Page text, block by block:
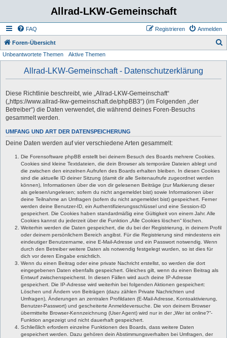
Allrad-LKW-Gemeinschaft
FAQ Anmelden
Registrieren
Foren-Übersicht
Unbeantwortete Themen Aktive Themen
Allrad-LKW-Gemeinschaft - Datenschutzerklärung
Diese Richtlinie beschreibt, wie „Allrad-LKW-Gemeinschaft“
(„https://www.allrad-lkw-gemeinschaft.de/phpBB3“) (im Folgenden „der
Betreiber“) die Daten verwendet, die während deines Foren-Besuchs
gesammelt werden.
UMFANG UND ART DER DATENSPEICHERUNG
Deine Daten werden auf vier verschiedene Arten gesammelt:
Die Forensoftware phpBB erstellt bei deinem Besuch des Boards mehrere Cookies.
Cookies sind kleine Textdateien, die dein Browser als temporäre Dateien ablegt und
die zwischen den einzelnen Aufrufen des Boards erhalten bleiben. In diesen Cookies
sind die aktuelle ID deiner Sitzung (damit dir alle Seitenaufrufe zugeordnet werden
können), Informationen über die von dir gelesenen Beiträge (zur Markierung dieser
als gelesen/ungelesen; sofern du nicht angemeldet bist) sowie Informationen über
deine Teilnahme an Umfragen (sofern du nicht angemeldet bist) gespeichert. Ferner
werden deine Benutzer-ID, ein Authentifizierungsschlüssel und eine Session-ID
gespeichert. Die Cookies haben standardmäßig eine Gültigkeit von einem Jahr. Alle
Cookies kannst du jederzeit über die Funktion „Alle Cookies löschen“ löschen.
Weiterhin werden die Daten gespeichert, die du bei der Registrierung, in deinem Profil
oder deinem persönlichem Bereich angibst. Für die Registrierung sind mindestens ein
eindeutiger Benutzername, eine E-Mail-Adresse und ein Passwort notwendig. Wenn
durch den Betreiber weitere Daten als notwendig festgelegt wurden, so ist dies für
dich vor deren Eingabe ersichtlich.
Wenn du einen Beitrag oder eine private Nachricht erstellst, so werden die dort
eingegebenen Daten ebenfalls gespeichert. Gleiches gilt, wenn du einen Beitrag als
Entwurf zwischenspeicherst. In diesen Fällen wird auch deine IP-Adresse
gespeichert. Die IP-Adresse wird weiterhin bei folgenden Aktionen gespeichert:
Löschen und Ändern von Beiträgen (dazu zählen Private Nachrichten und
Umfragen), Änderungen an zentralen Profildaten (E-Mail-Adresse, Kontoaktivierung,
Benutzer-Passwort) und gescheiterte Anmeldeversuche. Die von deinem Browser
übermittelte Browser-Kennzeichnung (User Agent) wird nur in der „Wer ist online?“-
Funktion angezeigt und nicht dauerhaft gespeichert.
Schließlich erfordern einzelne Funktionen des Boards, dass weitere Daten
gespeichert werden. Dazu gehören dein Abstimmungsverhalten bei Umfragen, der